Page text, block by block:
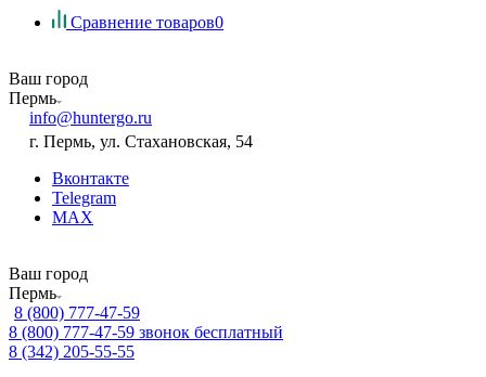
Сравнение товаров0
Ваш город
Пермь
info@huntergo.ru
г. Пермь, ул. Стахановская, 54
Вконтакте
Telegram
MAX
Ваш город
Пермь
8 (800) 777-47-59
8 (800) 777-47-59 звонок бесплатный
8 (342) 205-55-55